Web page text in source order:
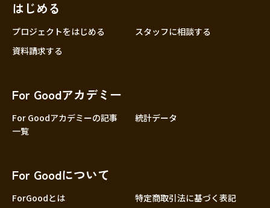
はじめる
プロジェクトをはじめる
スタッフに相談する
資料請求する
For Goodアカデミー
For Goodアカデミーの記事
一覧
統計データ
For Goodについて
ForGoodとは
特定商取引法に基づく表記